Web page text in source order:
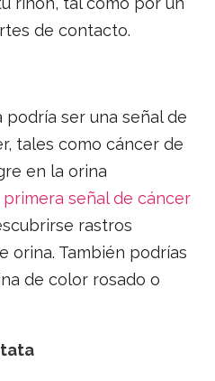
de contacto.
ser una señal de
tales como cáncer de
en la orina
primera señal de cáncer
rastros
orina. También podrías
de color rosado o